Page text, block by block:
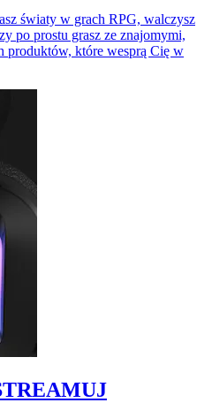
światy w grach RPG, walczysz
po prostu grasz ze znajomymi,
produktów, które wesprą Cię w